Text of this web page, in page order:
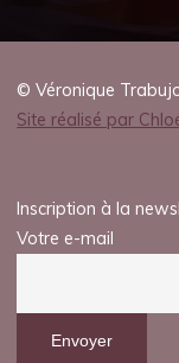
© Véronique
Site réalisé par
Inscription à la
Votre e-mail